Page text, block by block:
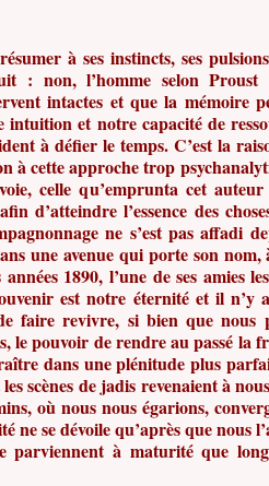
à ses instincts, ses
: non, l’homme selon Proust
intactes et que la mémoire
intuition et notre capacité de
à défier le temps. C’est la
à cette approche trop
celle qu’emprunta cet auteur
d’atteindre l’essence des
ne s’est pas affadi
une avenue qui porte son
1890, l’une de ses amies
est notre éternité et il n’y
faire revivre, si bien que nous
le pouvoir de rendre au passé la
dans une plénitude plus
scènes de jadis revenaient à
où nous nous égarions,
ne se dévoile qu’après que nous
parviennent à maturité que